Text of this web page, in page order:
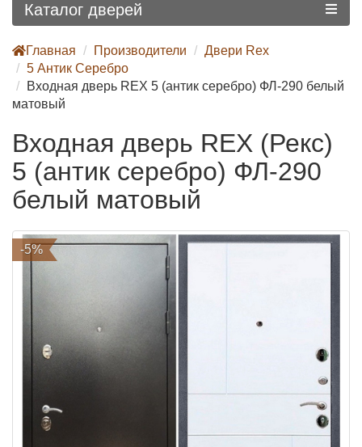
Каталог дверей
Главная Производители
Двери Rex
5 Антик Серебро
Входная дверь REX 5 (антик серебро) ФЛ-290 белый
матовый
Входная дверь REX (Рекс)
5 (антик серебро) ФЛ-290
белый матовый
-5%